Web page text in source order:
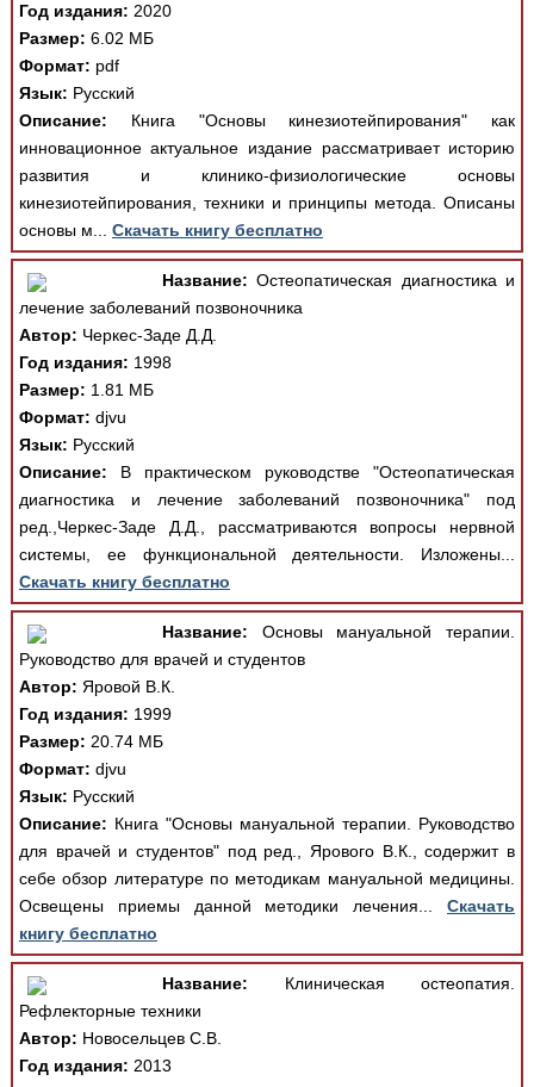
Год издания: 2020
Размер: 6.02 МБ
Формат: pdf
Язык: Русский
Описание: Книга "Основы кинезиотейпирования" как
инновационное актуальное издание рассматривает историю
развития и клинико-физиологические основы
кинезиотейпирования, техники и принципы метода. Описаны
основы м... Скачать книгу бесплатно
Название: Остеопатическая диагностика и
лечение заболеваний позвоночника
Автор: Черкес-Заде Д.Д.
Год издания: 1998
Размер: 1.81 МБ
Формат: djvu
Язык: Русский
Описание: В практическом руководстве "Остеопатическая
диагностика и лечение заболеваний позвоночника" под
ред.,Черкес-Заде Д.Д., рассматриваются вопросы нервной
системы, ее функциональной деятельности. Изложены...
Скачать книгу бесплатно
Название: Основы мануальной терапии.
Руководство для врачей и студентов
Автор: Яровой В.К.
Год издания: 1999
Размер: 20.74 МБ
Формат: djvu
Язык: Русский
Описание: Книга "Основы мануальной терапии. Руководство
для врачей и студентов" под ред., Ярового В.К., содержит в
себе обзор литературе по методикам мануальной медицины.
Освещены приемы данной методики лечения...Скачать
книгу бесплатно
Название: Клиническая остеопатия.
Рефлекторные техники
Автор: Новосельцев С.В.
Год издания: 2013